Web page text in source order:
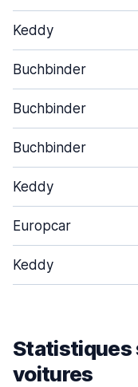
Keddy
Buchbinder
Buchbinder
Buchbinder
Keddy
Europcar
Keddy
Statistiques
voitures